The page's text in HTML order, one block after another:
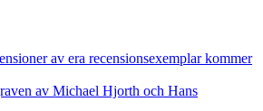
av era recensionsexemplar kommer
av Michael Hjorth och Hans